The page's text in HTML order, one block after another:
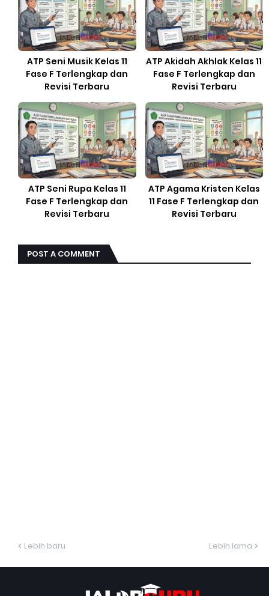
ATP Seni Musik Kelas 11
Fase F Terlengkap dan
Revisi Terbaru
ATP Akidah Akhlak Kelas 11
Fase F Terlengkap dan
Revisi Terbaru
ATP Seni Rupa Kelas 11
Fase F Terlengkap dan
Revisi Terbaru
ATP Agama Kristen Kelas
11 Fase F Terlengkap dan
Revisi Terbaru
POST A COMMENT
Lebih baru Lebih lama